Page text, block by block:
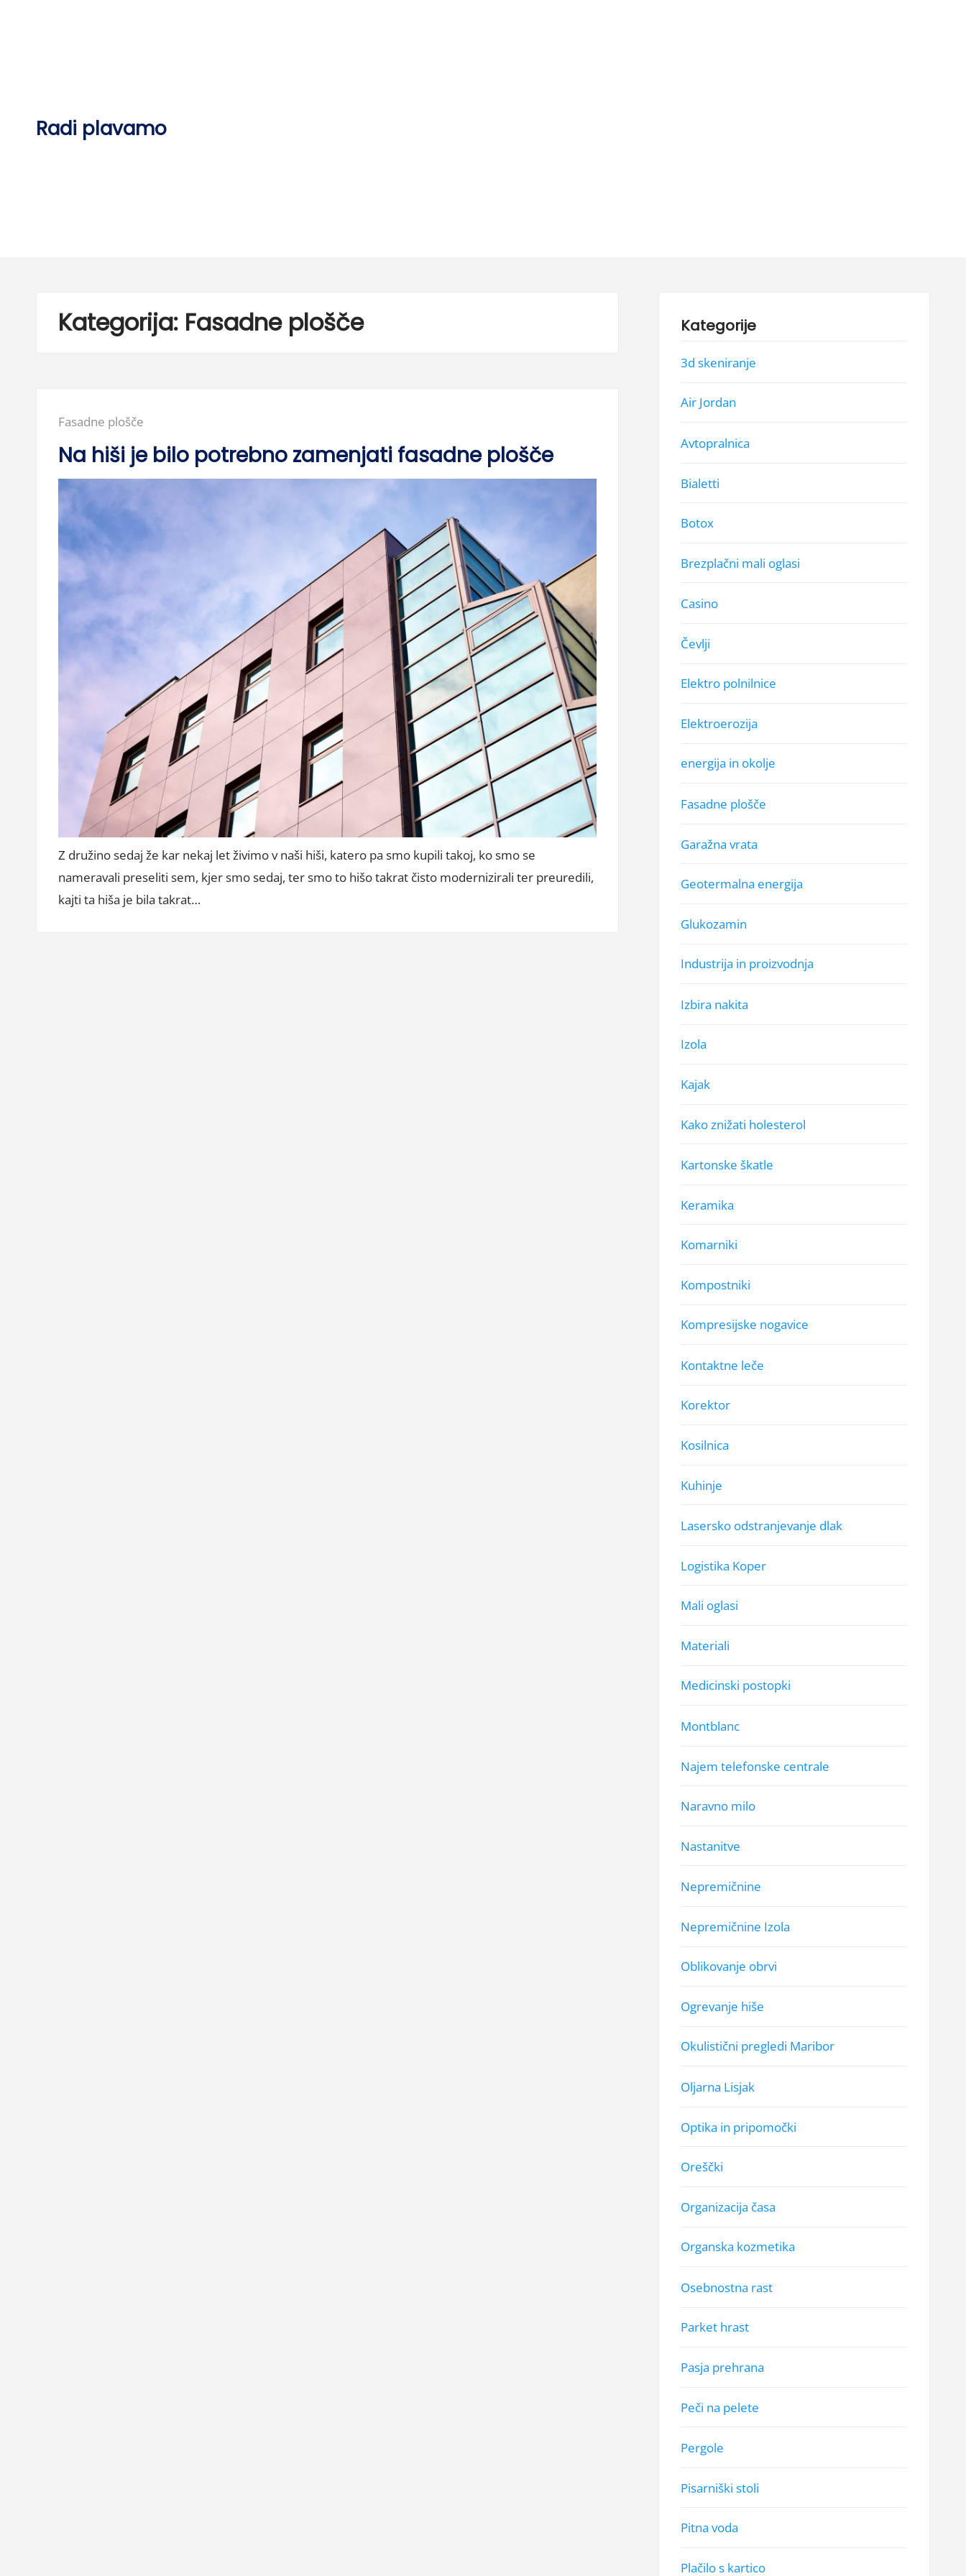
Radi plavamo
Kategorija: Fasadne plošče
Posted
in:
Fasadne plošče
Na hiši je bilo potrebno zamenjati fasadne plošče
Z družino sedaj že kar nekaj let živimo v naši hiši, katero pa smo kupili takoj, ko smo se
nameravali preseliti sem, kjer smo sedaj, ter smo to hišo takrat čisto modernizirali ter preuredili,
kajti ta hiša je bila takrat…
Kategorije
3d skeniranje
Air Jordan
Avtopralnica
Bialetti
Botox
Brezplačni mali oglasi
Casino
Čevlji
Elektro polnilnice
Elektroerozija
energija in okolje
Fasadne plošče
Garažna vrata
Geotermalna energija
Glukozamin
Industrija in proizvodnja
Izbira nakita
Izola
Kajak
Kako znižati holesterol
Kartonske škatle
Keramika
Komarniki
Kompostniki
Kompresijske nogavice
Kontaktne leče
Korektor
Kosilnica
Kuhinje
Lasersko odstranjevanje dlak
Logistika Koper
Mali oglasi
Materiali
Medicinski postopki
Montblanc
Najem telefonske centrale
Naravno milo
Nastanitve
Nepremičnine
Nepremičnine Izola
Oblikovanje obrvi
Ogrevanje hiše
Okulistični pregledi Maribor
Oljarna Lisjak
Optika in pripomočki
Oreščki
Organizacija časa
Organska kozmetika
Osebnostna rast
Parket hrast
Pasja prehrana
Peči na pelete
Pergole
Pisarniški stoli
Pitna voda
Plačilo s kartico